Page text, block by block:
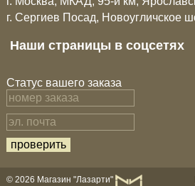
г. Сергиев Посад, Новоугличское
Наши страницы в соцсетях
Статус вашего заказа
© 2026 Магазин "Лазарти"